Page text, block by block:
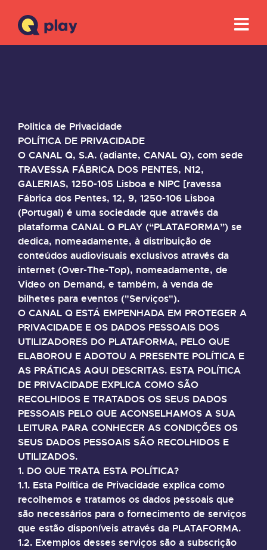
Politica de Privacidade
POLÍTICA DE PRIVACIDADE
O CANAL Q, S.A. (adiante, CANAL Q), com sede
TRAVESSA FÁBRICA DOS PENTES, N12,
GALERIAS, 1250-105 Lisboa e NIPC [ravessa
Fábrica dos Pentes, 12, 9, 1250-106 Lisboa
(Portugal) é uma sociedade que através da
plataforma CANAL Q PLAY (“PLATAFORMA”) se
dedica, nomeadamente, à distribuição de
conteúdos audiovisuais exclusivos através da
internet (Over-The-Top), nomeadamente, de
Video on Demand, e também, à venda de
bilhetes para eventos ("Serviços").
O CANAL Q ESTÁ EMPENHADA EM PROTEGER A
PRIVACIDADE E OS DADOS PESSOAIS DOS
UTILIZADORES DO PLATAFORMA, PELO QUE
ELABOROU E ADOTOU A PRESENTE POLÍTICA E
AS PRÁTICAS AQUI DESCRITAS. ESTA POLÍTICA
DE PRIVACIDADE EXPLICA COMO SÃO
RECOLHIDOS E TRATADOS OS SEUS DADOS
PESSOAIS PELO QUE ACONSELHAMOS A SUA
LEITURA PARA CONHECER AS CONDIÇÕES OS
SEUS DADOS PESSOAIS SÃO RECOLHIDOS E
UTILIZADOS.
1. DO QUE TRATA ESTA POLÍTICA?
1.1. Esta Política de Privacidade explica como
recolhemos e tratamos os dados pessoais que
são necessários para o fornecimento de serviços
que estão disponíveis através da PLATAFORMA.
1.2. Exemplos desses serviços são a subscrição